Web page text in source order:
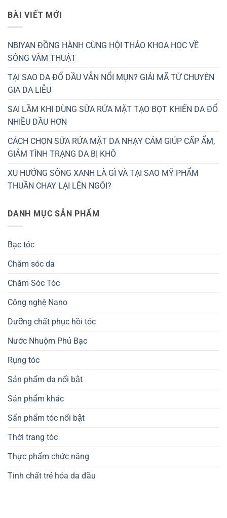
BÀI VIẾT MỚI
NBIYAN ĐỒNG HÀNH CÙNG HỘI THẢO KHOA HỌC VỀ
SÔNG VÀM THUẬT
TẠI SAO DA ĐỔ DẦU VẪN NỔI MỤN? GIẢI MÃ TỪ CHUYÊN
GIA DA LIỄU
SAI LẦM KHI DÙNG SỮA RỬA MẶT TẠO BỌT KHIẾN DA ĐỔ
NHIỀU DẦU HƠN
CÁCH CHỌN SỮA RỬA MẶT DA NHẠY CẢM GIÚP CẤP ẨM,
GIẢM TÌNH TRẠNG DA BỊ KHÔ
XU HƯỚNG SỐNG XANH LÀ GÌ VÀ TẠI SAO MỸ PHẨM
THUẦN CHAY LẠI LÊN NGÔI?
DANH MỤC SẢN PHẨM
Bạc tóc
Chăm sóc da
Chăm Sóc Tóc
Công nghệ Nano
Dưỡng chất phục hồi tóc
Nước Nhuộm Phủ Bạc
Rụng tóc
Sản phẩm da nổi bật
Sản phẩm khác
Sẩn phẩm tóc nổi bật
Thời trang tóc
Thực phẩm chức năng
Tinh chất trẻ hóa da đầu